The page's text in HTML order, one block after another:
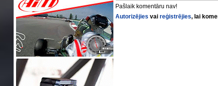
Pašlaik komentāru nav!
Autorizējies vaireģistrējies, lai